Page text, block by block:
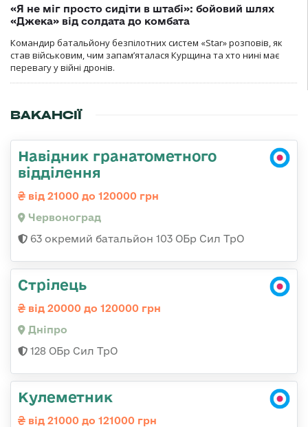
«Я не міг просто сидіти в штабі»: бойовий шлях
«Джека» від солдата до комбата
Командир батальйону безпілотних систем «Star» розповів, як
став військовим, чим запам’яталася Курщина та хто нині має
перевагу у війні дронів.
ВАКАНСІЇ
Навідник гранатометного
відділення
від 21000 до 120000 грн
Червоноград
63 окремий батальйон 103 ОБр Сил ТрО
Стрілець
від 20000 до 120000 грн
Дніпро
128 ОБр Сил ТрО
Кулеметник
від 21000 до 121000 грн